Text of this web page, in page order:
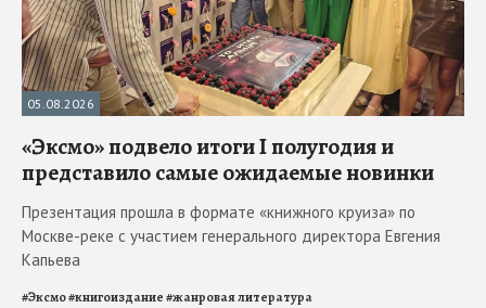
05.08.2026
«Эксмо» подвело итоги I полугодия и
представило самые ожидаемые новинки
Презентация прошла в формате «книжного круиза» по
Москве-реке с участием генерального директора Евгения
Капьева
#Эксмо#книгоиздание#жанровая литература